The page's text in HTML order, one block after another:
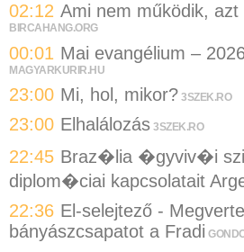
02:12 Ami nem működik,
BIRCAHANG.ORG
00:01 Mai evangélium –
MAGYARKURIR.HU
23:00 Mi, hol, mikor? 3SZEK.RO
23:00 Elhalálozás 3SZEK.RO
22:45 Braz�lia �gyviv�i
diplom�ciai kapcsolatait
22:36 El-selejtező -
bányászcsapatot a Fradi